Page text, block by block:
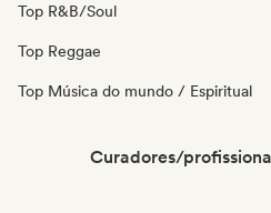
Top R&B/Soul
Top Reggae
Top Música do mundo / Espiritual
Curadores/